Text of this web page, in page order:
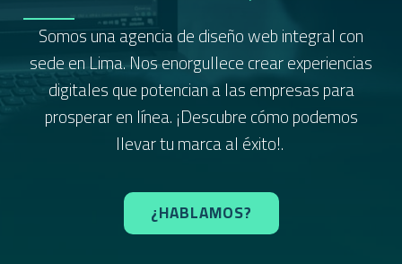
Somos una agencia de diseño web integral con
sede en Lima. Nos enorgullece crear experiencias
digitales que potencian a las empresas para
prosperar en línea. ¡Descubre cómo podemos
llevar tu marca al éxito!.
¿HABLAMOS?